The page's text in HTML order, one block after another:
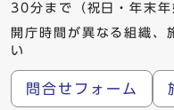
30分まで（祝日・年末年
開庁時間が異なる組織、
い
問合せフォーム